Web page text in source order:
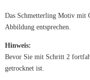
Das Schmetterling Motiv mit
Abbildung entsprechen.
Hinweis:
Bevor Sie mit Schritt 2
getrocknet ist.